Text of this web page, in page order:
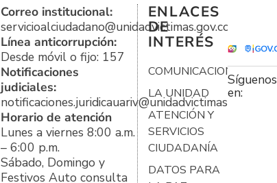
Correo institucional:
servicioalciudadano@unidadvictimas.gov.co
Línea anticorrupción:
Desde móvil o fijo: 157
Notificaciones
judiciales:
notificaciones.juridicauariv@unidadvictimas.gov.co
Horario de atención
Lunes a viernes 8:00 a.m.
– 6:00 p.m.
Sábado, Domingo y
Festivos Auto consulta
ENLACES
DE
INTERÉS
COMUNICACIONES
LA UNIDAD
ATENCIÓN Y
SERVICIOS
CIUDADANÍA
DATOS PARA
Síguenos
en: